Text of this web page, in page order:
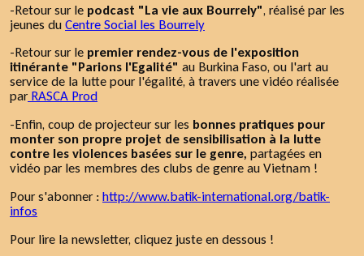
-Retour sur le podcast "La vie aux Bourrely", réalisé par les
jeunes duCentre Social les Bourrely
-Retour sur le premier rendez-vous de l'exposition
itinérante "Parions l'Egalité" au Burkina Faso, ou l'art au
service de la lutte pour l'égalité, à travers une vidéo réalisée
par RASCA Prod
-Enfin, coup de projecteur sur les bonnes pratiques pour
monter son propre projet de sensibilisation à la lutte
contre les violences basées sur le genre, partagées en
vidéo par les membres des clubs de genre au Vietnam !
Pour s'abonner : http://www.batik-international.org/batik-
infos
Pour lire la newsletter, cliquez juste en dessous !